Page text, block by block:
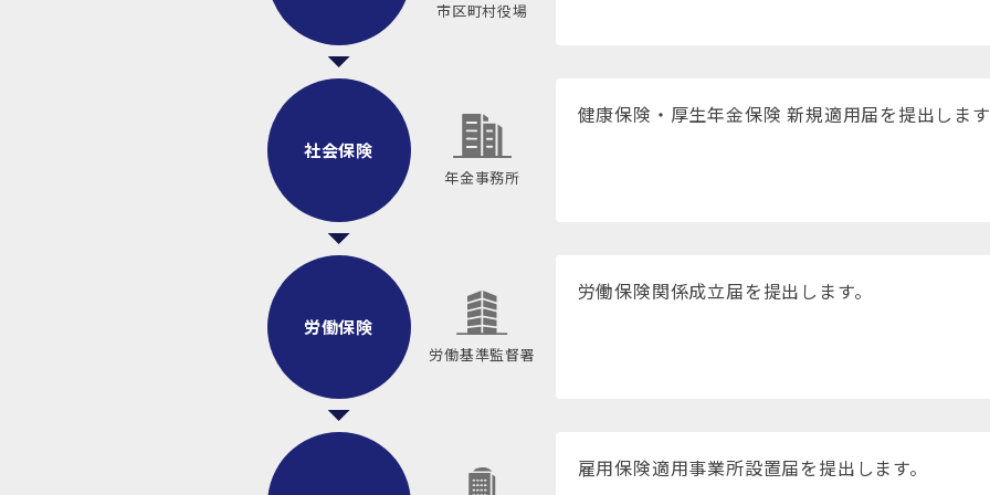
市区町村役場
社会保険
年金事務所
健康保険・厚生年金保険 新規適用届を提出しま
労働保険
労働基準監督署
労働保険関係成立届を提出します。
雇用保険適用事業所設置届を提出します。